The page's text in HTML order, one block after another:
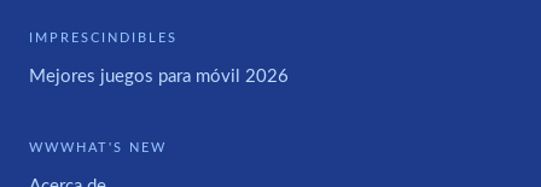
IMPRESCINDIBLES
Mejores juegos para móvil 2026
WWWHAT'S NEW